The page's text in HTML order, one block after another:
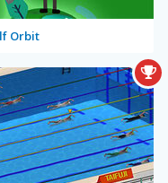
Orbit